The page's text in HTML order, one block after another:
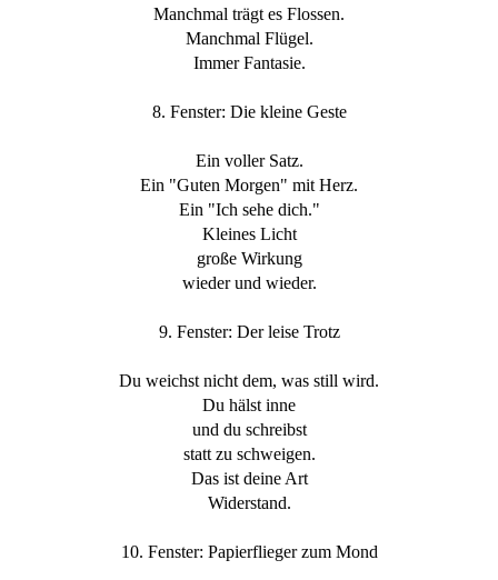
Manchmal trägt es Flossen.
Manchmal Flügel.
Immer Fantasie.
8. Fenster: Die kleine Geste
Ein voller Satz.
Ein "Guten Morgen" mit Herz.
Ein "Ich sehe dich."
Kleines Licht
große Wirkung
wieder und wieder.
9. Fenster: Der leise Trotz
Du weichst nicht dem, was still wird.
Du hälst inne
und du schreibst
statt zu schweigen.
Das ist deine Art
Widerstand.
10. Fenster: Papierflieger zum Mond